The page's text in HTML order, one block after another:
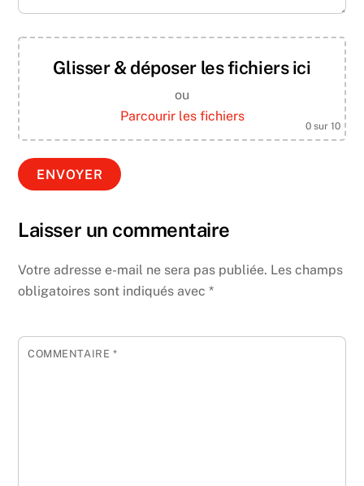
Glisser & déposer les fichiers ici
ou
Parcourir les fichiers
0sur 10
Laisser un commentaire
Votre adresse e-mail ne sera pas publiée. Les champs
obligatoires sont indiqués avec*
COMMENTAIRE *